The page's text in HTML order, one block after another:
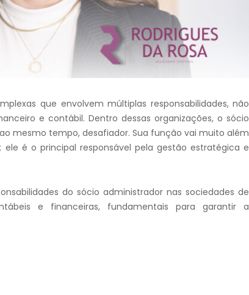
que envolvem múltiplas responsabilidades, não
e contábil. Dentro dessas organizações, o sócio
mesmo tempo, desafiador. Sua função vai muito além
é o principal responsável pela gestão estratégica e
do sócio administrador nas sociedades de
e financeiras, fundamentais para garantir a